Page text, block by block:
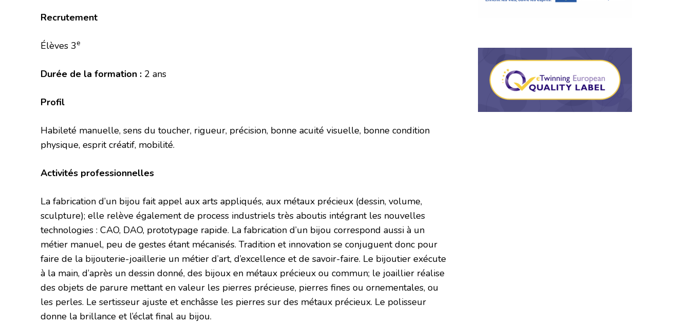
Recrutement
Élèves 3e
Durée de la formation : 2 ans
Profil
Habileté manuelle, sens du toucher, rigueur, précision, bonne acuité visuelle, bonne condition
physique, esprit créatif, mobilité.
Activités professionnelles
La fabrication d’un bijou fait appel aux arts appliqués, aux métaux précieux (dessin, volume,
sculpture); elle relève également de process industriels très aboutis intégrant les nouvelles
technologies : CAO, DAO, prototypage rapide. La fabrication d’un bijou correspond aussi à un
métier manuel, peu de gestes étant mécanisés. Tradition et innovation se conjuguent donc pour
faire de la bijouterie-joaillerie un métier d’art, d’excellence et de savoir-faire. Le bijoutier exécute
à la main, d’après un dessin donné, des bijoux en métaux précieux ou commun; le joaillier réalise
des objets de parure mettant en valeur les pierres précieuse, pierres fines ou ornementales, ou
les perles. Le sertisseur ajuste et enchâsse les pierres sur des métaux précieux. Le polisseur
donne la brillance et l’éclat final au bijou.